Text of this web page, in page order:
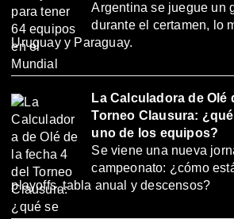
Argentina se juegue un
durante el certamen, lo
Uruguay y Paraguay.
La Calculadora de Olé
Torneo Clausura:
uno de los equipos?
Se viene una nueva
campeonato: ¿cómo
playoffs, tabla anual y descensos?